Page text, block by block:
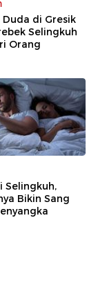
Duda di Gresik
Selingkuh
Orang
Selingkuh,
Bikin Sang